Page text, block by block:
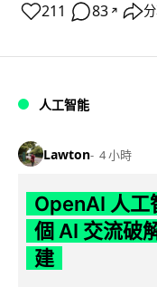
211 83 ↗
人工智能
Lawton 4 小時
OpenAI 人工
個 AI 交流破
建